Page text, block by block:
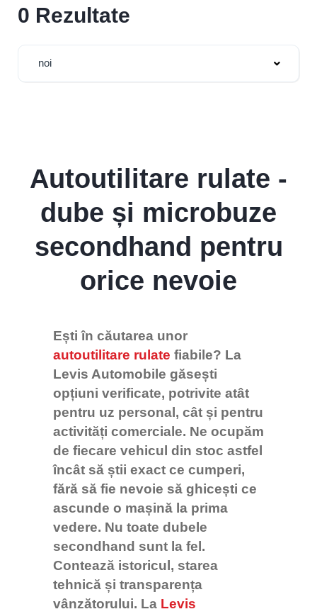
0 Rezultate
noi
Autoutilitare rulate -
dube și microbuze
secondhand pentru
orice nevoie
Ești în căutarea unor
autoutilitare rulate fiabile? La
Levis Automobile găsești
opțiuni verificate, potrivite atât
pentru uz personal, cât și pentru
activități comerciale. Ne ocupăm
de fiecare vehicul din stoc astfel
încât să știi exact ce cumperi,
fără să fie nevoie să ghicești ce
ascunde o mașină la prima
vedere. Nu toate dubele
secondhand sunt la fel.
Contează istoricul, starea
tehnică și transparența
vânzătorului. La Levis